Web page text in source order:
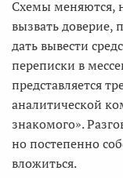
Схемы меняются,
вызвать доверие,
дать вывести
переписки в
представляется
аналитической
знакомого».
но постепенно
вложиться.